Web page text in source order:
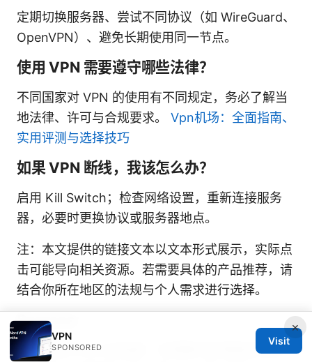
定期切换服务器、尝试不同协议（如 WireGuard、
OpenVPN）、避免长期使用同一节点。
使用 VPN 需要遵守哪些法律？
不同国家对 VPN 的使用有不同规定，务必了解当
地法律、许可与合规要求。 Vpn机场：全面指南、
实用评测与选择技巧
如果 VPN 断线，我该怎么办？
启用 Kill Switch；检查网络设置，重新连接服务
器，必要时更换协议或服务器地点。
注：本文提供的链接文本以文本形式展示，实际点
击可能导向相关资源。若需要具体的产品推荐，请
结合你所在地区的法规与个人需求进行选择。
Sources:
最便宜vpn2025全指南：在预算内获得稳定速度、
×
VPN
SPONSORED
Visit